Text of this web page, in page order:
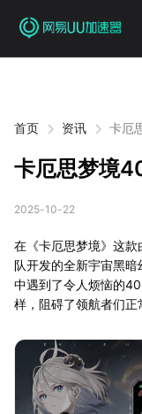
首页 资讯 卡厄
卡厄思梦境
2025-10-22
在《卡厄思梦境》这款
队开发的全新宇宙黑
中遇到了令人烦恼的
样，阻碍了领航者们正